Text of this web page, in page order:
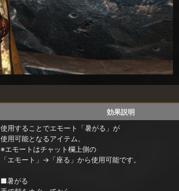
効果説明
使用することでエモート「暑がる」が
使用可能となるアイテム。
※エモートはチャット欄上側の
「エモート」→「座る」から使用可能です。
■暑がる